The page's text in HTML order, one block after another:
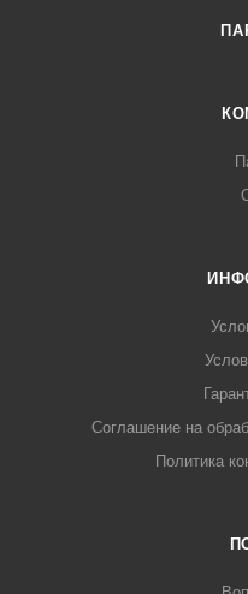
Соглашение на
Политика